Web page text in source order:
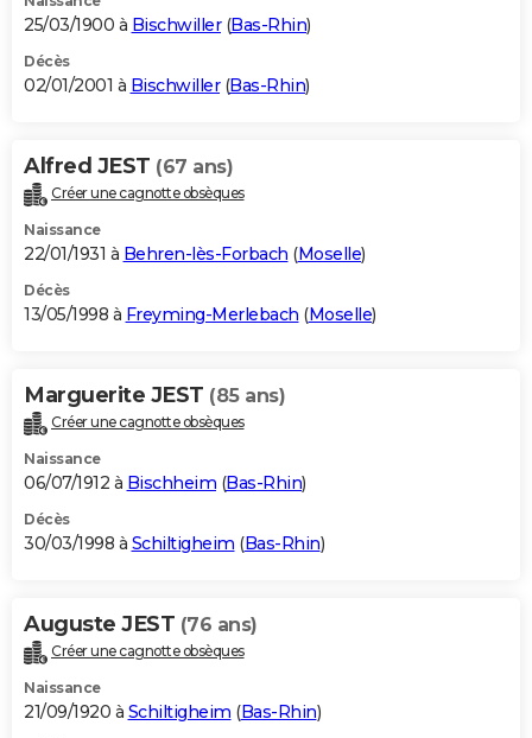
25/03/1900 à Bischwiller(Bas-Rhin)
Décès
02/01/2001 à Bischwiller(Bas-Rhin)
Alfred JEST (67 ans)
Créer une cagnotte obsèques
Naissance
22/01/1931 à Behren-lès-Forbach (Moselle)
Décès
13/05/1998 à Freyming-Merlebach (Moselle)
Marguerite JEST (85 ans)
Créer une cagnotte obsèques
Naissance
06/07/1912 à Bischheim (Bas-Rhin)
Décès
30/03/1998 à Schiltigheim (Bas-Rhin)
Auguste JEST (76 ans)
Créer une cagnotte obsèques
Naissance
21/09/1920 à Schiltigheim (Bas-Rhin)